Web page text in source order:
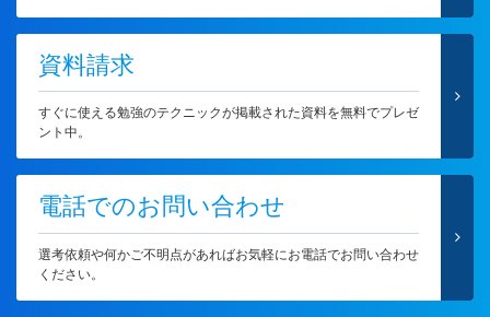
資料請求
すぐに使える勉強のテクニックが掲載された資料を無料でプレゼ
ント中。
電話でのお問い合わせ
選考依頼や何かご不明点があればお気軽にお電話でお問い合わせ
ください。